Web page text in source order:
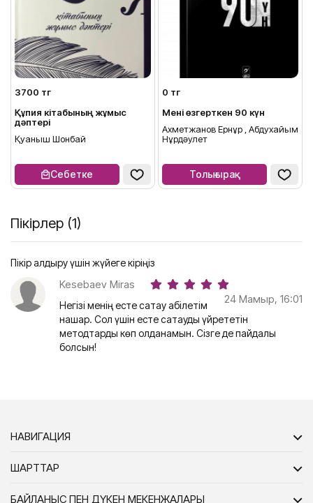
3700 тг
Құпия кітабының жұмыс
дәптері
Қуаныш Шонбай
Себетке
0 тг
Мені өзгерткен 90 күн
Ахметжанов Ернұр , Абдухайым
Нұрдәулет
Толығырақ
Пікірлер (1)
Пікір қалдыру үшін жүйеге кіріңіз
Kesebaev Miras
24 Мамыр, 16:01
Негізі менің есте сақтау қабілетім
нашар. Сол үшін есте сақтауды үйрететін
методтарды көп қолданамын. Сізге де пайдалы
болсын!
НАВИГАЦИЯ
ШАРТТАР
БАЙЛАНЫС ПЕН ДҮКЕН МЕКЕНЖАЛАРЫ